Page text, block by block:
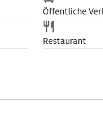
Öffentliche
Restaurant